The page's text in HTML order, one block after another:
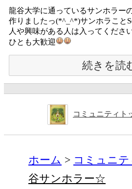
龍谷大学に通っているサンホラー
作りましたっ(*^_^*)サンホラこと
人や興味がある人は入ってくださ
ひとも大歓迎
続きを読
コミュニティト
ホーム コミュニテ
谷サンホラー☆